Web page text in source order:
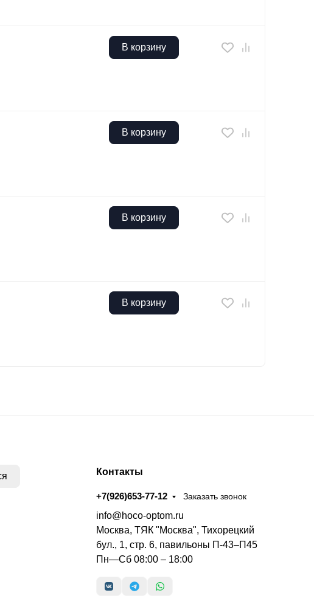
В корзину
В корзину
В корзину
В корзину
Контакты
+7(926)653-77-12 Заказать звонок
info@hoco-optom.ru
Москва, ТЯК "Москва", Тихорецкий
бул., 1, стр. 6, павильоны П-43–П45
Пн—Сб 08:00 – 18:00